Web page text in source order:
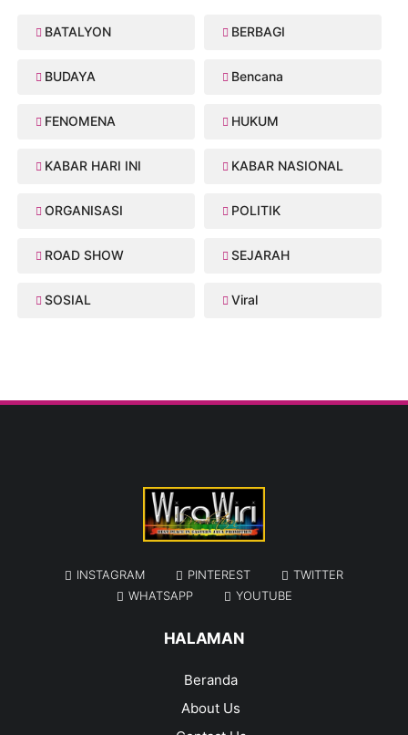
BATALYON BERBAGI
BUDAYA Bencana
FENOMENA HUKUM
KABAR HARI INI KABAR NASIONAL
ORGANISASI POLITIK
ROAD SHOW SEJARAH
SOSIAL Viral
INSTAGRAM PINTEREST
TWITTER
WHATSAPP
YOUTUBE
HALAMAN
Beranda
About Us